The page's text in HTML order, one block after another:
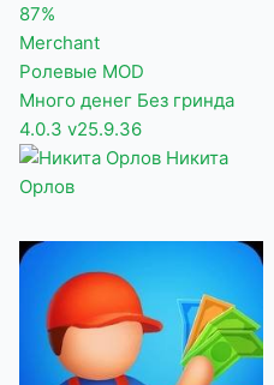
87%
Merchant
Ролевые MOD
Много денег Без гринда
4.0.3 v25.9.36
Никита
Орлов